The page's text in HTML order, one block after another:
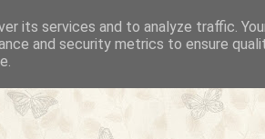
its services and to analyze traffic.
and security metrics to ensure